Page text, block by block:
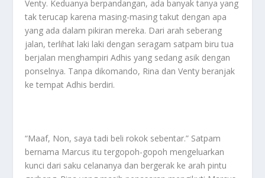
Venty. Keduanya berpandangan, ada banyak tanya yang
tak terucap karena masing-masing takut dengan apa
yang ada dalam pikiran mereka. Dari arah seberang
jalan, terlihat laki laki dengan seragam satpam biru tua
berjalan menghampiri Adhis yang sedang asik dengan
ponselnya. Tanpa dikomando, Rina dan Venty beranjak
ke tempat Adhis berdiri.
“Maaf, Non, saya tadi beli rokok sebentar.” Satpam
bernama Marcus itu tergopoh-gopoh mengeluarkan
kunci dari saku celananya dan bergerak ke arah pintu